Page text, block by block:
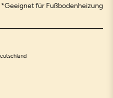
für Fußbodenheizung